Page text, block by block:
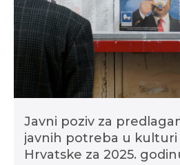
Javni poziv za
javnih potreba u kulturi
Hrvatske za 2025.